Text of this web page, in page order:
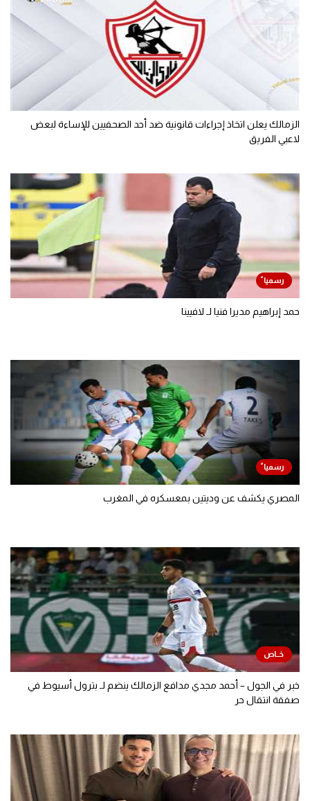
الزمالك يعلن اتخاذ إجراءات قانونية ضد أحد الصحفيين للإساءة لبعض
لاعبي الفريق
حمد إبراهيم مديرا فنيا لـ لافيينا
المصري يكشف عن وديتين بمعسكره في المغرب
خبر في الجول – أحمد مجدي مدافع الزمالك ينضم لـ بترول أسيوط في
صفقة انتقال حر